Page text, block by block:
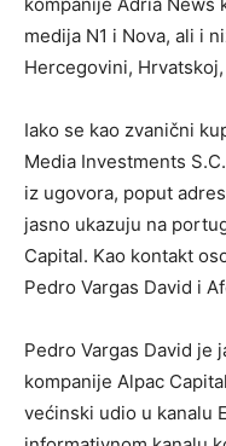
medija N1 i Nova, ali i
Hercegovini,
Iako se kao zvanični
Media Investments
iz ugovora, poput
jasno ukazuju na
Capital. Kao kontakt
Pedro Vargas David i
Pedro Vargas David je
kompanije Alpac
većinski udio u kanalu